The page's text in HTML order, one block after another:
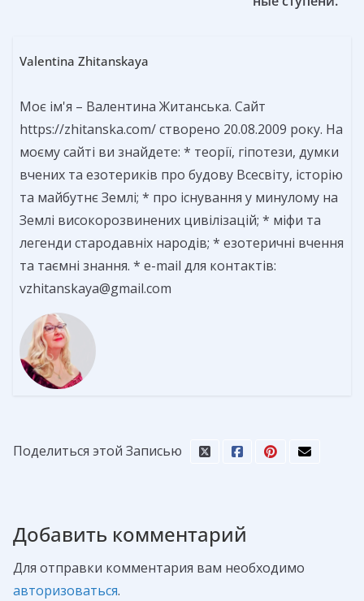
Valentina Zhitanskaya
Моє ім'я – Валентина Житанська. Сайт
https://zhitanska.com/ створено 20.08.2009 року. На
моєму сайті ви знайдете: * теорії, гіпотези, думки
вчених та езотериків про будову Всесвіту, історію
та майбутнє Землі; * про існування у минулому на
Землі високорозвинених цивілізацій; * міфи та
легенди стародавніх народів; * езотеричні вчення
та таємні знання. * e-mail для контактів:
vzhitanskaya@gmail.com
Поделиться этой Записью
Добавить комментарий
Для отправки комментария вам необходимо
авторизоваться.